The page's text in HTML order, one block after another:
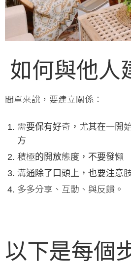
如何與他人
間單來說，要建立關係：
需要保有好奇，尤其在一開
方
積極的開放態度，不要發懶
溝通除了口頭上，也要注意
多多分享、互動、與反饋。
以下是每個